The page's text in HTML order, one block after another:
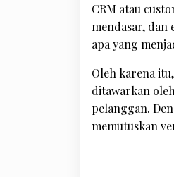
CRM atau
mendasar, dan
apa yang
Oleh karena
ditawarkan
pelanggan.
memutuskan